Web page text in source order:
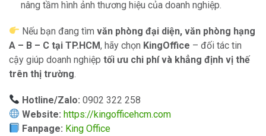
nâng tầm hình ảnh thương hiệu của doanh nghiệp.
Nếu bạn đang tìmvăn phòng đại diện, văn phòng hạng
A – B – C tại TP.HCM, hãy chọn KingOffice – đối tác tin
cậy giúp doanh nghiệp tối ưu chi phí và khẳng định vị thế
trên thị trường.
Hotline/Zalo: 0902 322 258
Website: https://kingofficehcm.com
Fanpage: King Office